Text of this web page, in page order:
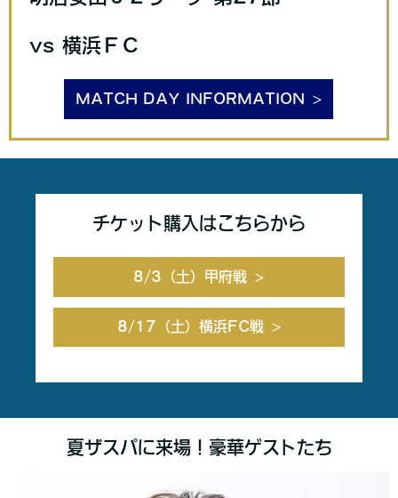
vs 横浜ＦＣ
MATCH DAY INFORMATION
チケット購入はこちらから
8/3（土）甲府戦
8/17（土）横浜FC戦
夏ザスパに来場！豪華ゲストたち